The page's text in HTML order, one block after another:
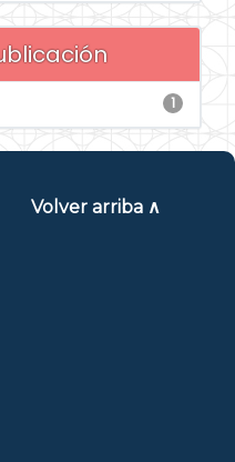
1
Volver arriba ∧